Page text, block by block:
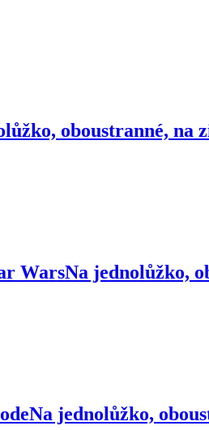
oboustranné, na
WarsNa jednolůžko,
Na jednolůžko,